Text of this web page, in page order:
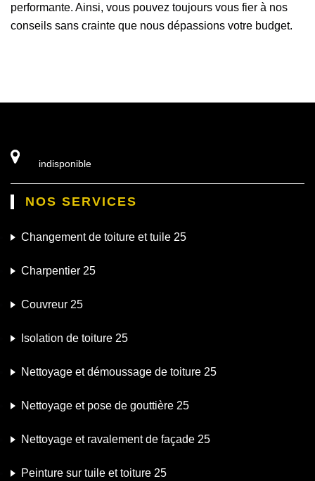
performante. Ainsi, vous pouvez toujours vous fier à nos
conseils sans crainte que nous dépassions votre budget.
indisponible
NOS SERVICES
Changement de toiture et tuile 25
Charpentier 25
Couvreur 25
Isolation de toiture 25
Nettoyage et démoussage de toiture 25
Nettoyage et pose de gouttière 25
Nettoyage et ravalement de façade 25
Peinture sur tuile et toiture 25